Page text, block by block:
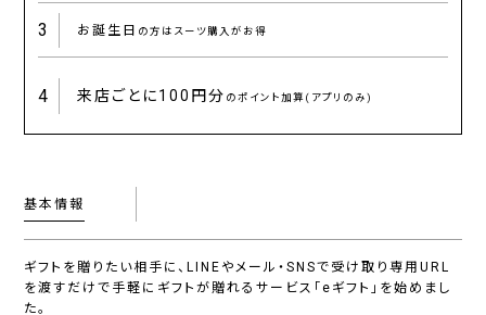
3 お誕生日 の方はスーツ購入がお得
4 来店ごとに100円分 のポイント加算(アプリのみ)
基本情報
ギフトを贈りたい相手に、LINEやメール・SNSで受け取り専用URL
を渡すだけで手軽にギフトが贈れるサービス「eギフト」を始めまし
た。